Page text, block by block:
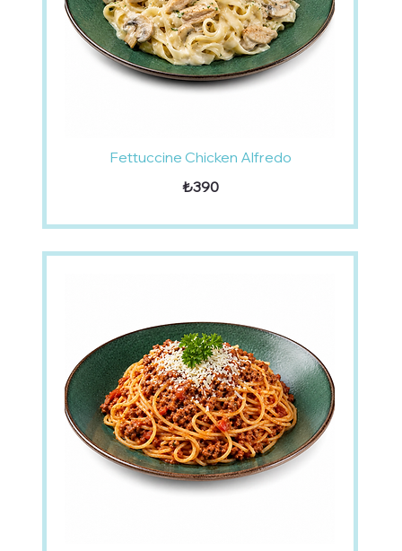
Fettuccine Chicken Alfredo
₺390